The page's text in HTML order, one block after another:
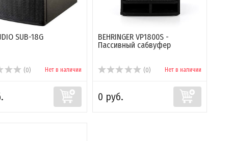
SUB-18G
(0) Нет в наличии
BEHRINGER VP1800S -
Пассивный сабвуфер
(0) Нет в наличии
0 руб.